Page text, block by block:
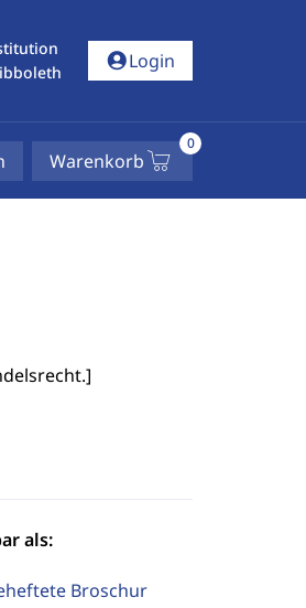
account_circleLogin
Warenkorb
0
]
als:
Broschur